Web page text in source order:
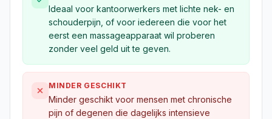
Ideaal voor kantoorwerkers met lichte nek- en
schouderpijn, of voor iedereen die voor het
eerst een massageapparaat wil proberen
zonder veel geld uit te geven.
MINDER GESCHIKT
Minder geschikt voor mensen met chronische
pijn of degenen die dagelijks intensieve